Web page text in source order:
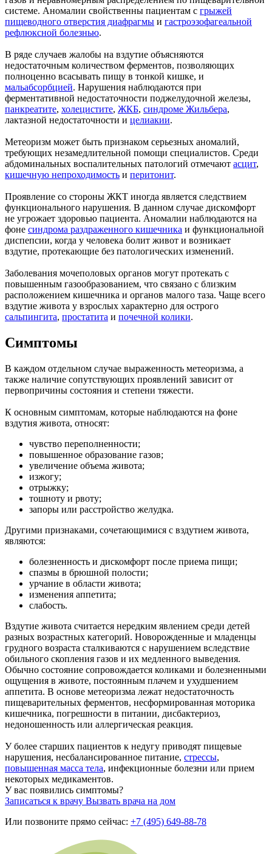
системе. Аномалии свойственны пациентам с грыжей
пищеводного отверстия диафрагмы и гастроэзофагеальной
рефлюксной болезнью.
В ряде случаев жалобы на вздутие объясняются
недостаточным количеством ферментов, позволяющих
полноценно всасывать пищу в тонкой кишке, и
мальабсорбцией. Нарушения наблюдаются при
ферментативной недостаточности поджелудочной железы,
панкреатите, холецистите, ЖКБ, синдроме Жильбера,
лактазной недостаточности и целиакии.
Метеоризм может быть признаком серьезных аномалий,
требующих незамедлительной помощи специалистов. Среди
абдоминальных воспалительных патологий отмечают асцит,
кишечную непроходимость и перитонит.
Проявление со стороны ЖКТ иногда является следствием
функционального нарушения. В данном случае дискомфорт
не угрожает здоровью пациента. Аномалии наблюдаются на
фоне синдрома раздраженного кишечника и функциональной
диспепсии, когда у человека болит живот и возникает
вздутие, протекающие без патологических изменений.
Заболевания мочеполовых органов могут протекать с
повышенным газообразованием, что связано с близким
расположением кишечника и органов малого таза. Чаще всего
вздутие живота у взрослых характерно для острого
сальпингита, простатита и почечной колики.
Симптомы
В каждом отдельном случае выраженность метеоризма, а
также наличие сопутствующих проявлений зависит от
первопричины состояния и степени тяжести.
К основным симптомам, которые наблюдаются на фоне
вздутия живота, относят:
чувство переполненности;
повышенное образование газов;
увеличение объема живота;
изжогу;
отрыжку;
тошноту и рвоту;
запоры или расстройство желудка.
Другими признаками, сочетающимися с вздутием живота,
являются:
болезненность и дискомфорт после приема пищи;
спазмы в брюшной полости;
урчание в области живота;
изменения аппетита;
слабость.
Вздутие живота считается нередким явлением среди детей
разных возрастных категорий. Новорожденные и младенцы
грудного возраста сталкиваются с нарушением вследствие
обильного скопления газов и их медленного выведения.
Обычно состояние сопровождается коликами и болезненными
ощущения в животе, постоянным плачем и ухудшением
аппетита. В основе метеоризма лежат недостаточность
пищеварительных ферментов, несформированная моторика
кишечника, погрешности в питании, дисбактериоз,
недоношенность или аллергическая реакция.
У более старших пациентов к недугу приводят пищевые
нарушения, несбалансированное питание, стрессы,
повышенная масса тела, инфекционные болезни или прием
некоторых медикаментов.
У вас появились симптомы?
Записаться к врачу Вызвать врача на дом
Или позвоните прямо сейчас: +7 (495) 649-88-78